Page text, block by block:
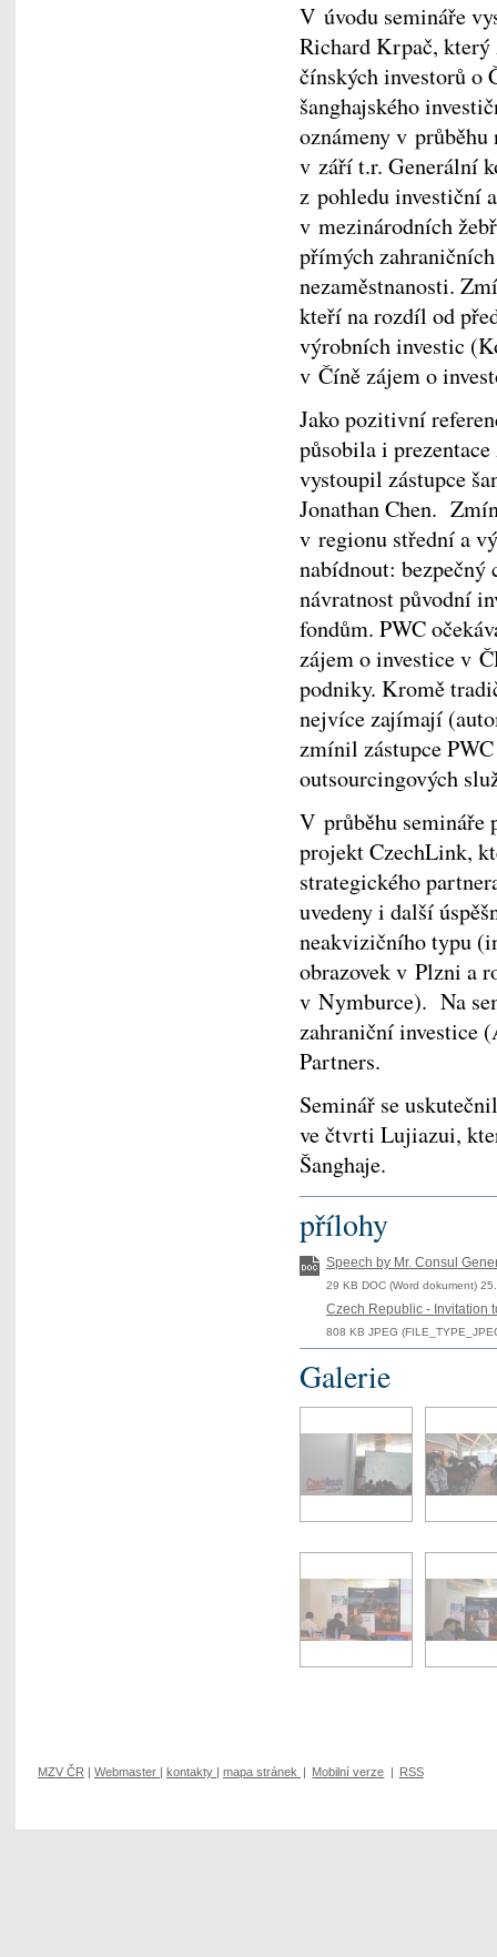
V úvodu semináře
Richard Krpač,
čínských investorů o
šanghajského
oznámeny v
v září t.r. Generální
z pohledu investiční
v mezinárodních
přímých
nezaměstnanosti.
kteří na rozdíl od
výrobních investic
v Číně zájem o
Jako pozitivní
působila i
vystoupil zástupce
Jonathan Chen.
v regionu střední a
nabídnout:
návratnost původní
fondům. PWC
zájem o investice v
podniky. Kromě
nejvíce zajímají
zmínil zástupce
outsourcingových
V průběhu semináře
projekt CzechLink,
strategického
uvedeny i další
neakvizičního typu
obrazovek v Plzni a
v Nymburce). Na
zahraniční investice
Partners.
Seminář se
ve čtvrti Lujiazui,
Šanghaje.
přílohy
Speech by Mr. Consul
29 KB DOC (Word dokument)
Czech Republic - Invitation
808 KB JPEG
Galerie
MZV ČR | Webmaster | kontakty | mapa stránek | Mobilní verze | RSS